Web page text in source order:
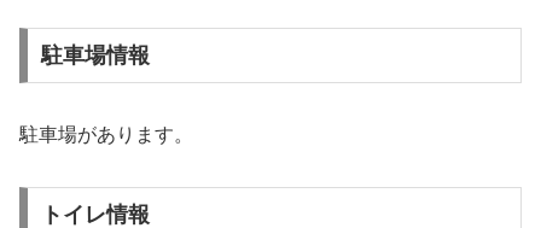
駐車場情報
駐車場があります。
トイレ情報